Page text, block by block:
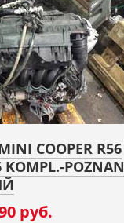
COOPER R56
KOMPL.-POZNAN
руб.